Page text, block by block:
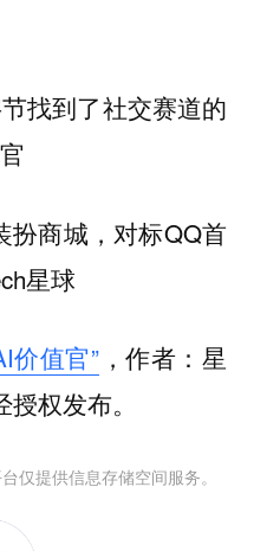
找到了社交赛道的
扮商城，对标QQ首
星球
价值官”，作者：星
权发布。
仅提供信息存储空间服务。